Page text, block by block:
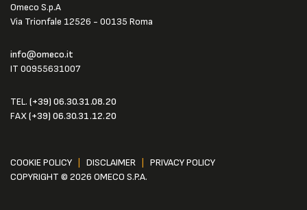
Omeco S.p.A
Via Trionfale 12526 - 00135 Roma
info@omeco.it
IT 00955631007
TEL. (+39) 06.30.31.08.20
FAX(+39) 06.30.31.12.20
COOKIE POLICY DISCLAIMER
PRIVACY POLICY
COPYRIGHT © 2026 OMECO S.P.A.